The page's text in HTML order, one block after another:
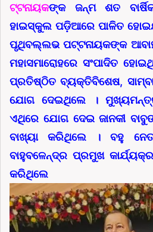
ଟ୍ଟନାୟକଙ୍କ ଜନ୍ମ ଶତ
ହାଇସ୍କୁଲ ପଡ଼ିଆରେ ପାଳିତ
ପୃଥିବଲ୍ଲଭ ପଟ୍ଟନାୟକଙ୍କ
ମହାସମାରୋହରେ ସଂପାଦିତ
ପ୍ରତିଷ୍ଠିତ ବ୍ୟକ୍ତିବିଶେଷ,
ଯୋଗ ଦେଇଥିଲେ ।
ଏଥିରେ ଯୋଗ ଦେଇ ଜାନକୀ
ବାଖ୍ୟା କରିଥିଲେ । ବହୁ
ବାହୁବଳେନ୍ଦ୍ର ପ୍ରମୁଖ